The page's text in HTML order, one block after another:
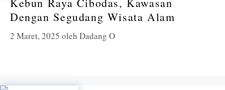
Dengan Segudang Wisata Alam
2 Maret, 2025 oleh Dadang O